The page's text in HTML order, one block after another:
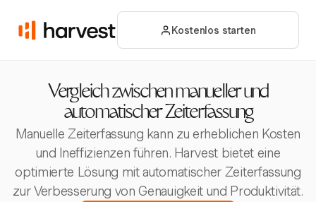
Kostenlos starten
Vergleich zwischen manueller und
automatischer Zeiterfassung
Manuelle Zeiterfassung kann zu erheblichen Kosten
und Ineffizienzen führen. Harvest bietet eine
optimierte Lösung mit automatischer Zeiterfassung
zur Verbesserung von Genauigkeit und Produktivität.